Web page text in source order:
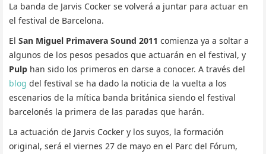
La banda de Jarvis Cocker se volverá a juntar para actuar en
el festival de Barcelona.
El San Miguel Primavera Sound 2011 comienza ya a soltar a
algunos de los pesos pesados que actuarán en el festival, y
Pulp han sido los primeros en darse a conocer. A través del
blog del festival se ha dado la noticia de la vuelta a los
escenarios de la mítica banda británica siendo el festival
barcelonés la primera de las paradas que harán.
La actuación de Jarvis Cocker y los suyos, la formación
original, será el viernes 27 de mayo en el Parc del Fórum,